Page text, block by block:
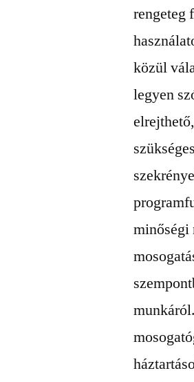
rengeteg
közül
legyen
minőségi